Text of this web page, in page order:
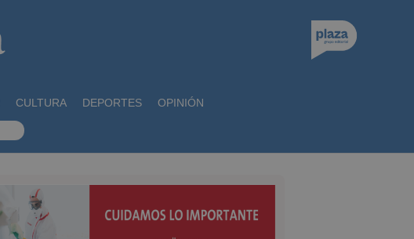
CULTURA DEPORTES OPINIÓN